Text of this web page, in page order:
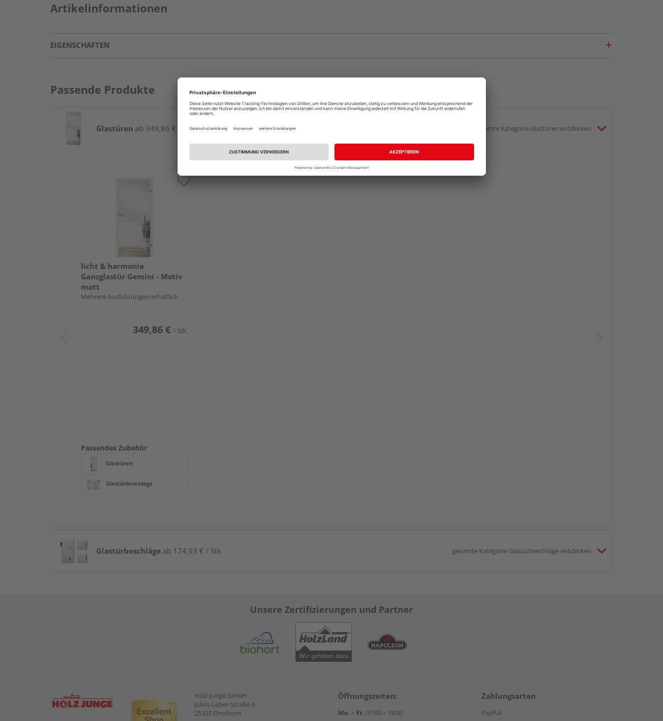
Artikelinformationen
EIGENSCHAFTEN
Passende Produkte
Glastüren ab 349,86 € / Stk. gesamte Kategorie Glastüren entdecken
licht & harmonie
Ganzglastür Gemini - Motiv
matt
Mehrere Ausführungen erhältlich
349,86 € / Stk.
Passendes Zubehör
Glastüren
Glastürbeschläge
Glastürbeschläge ab 174,93 € / Stk. gesamte Kategorie Glastürbeschläge entdecken
Unsere Zertifizierungen und Partner
Holz-Junge GmbH
Julius-Leber-Straße 4
25335 Elmshorn
Öffnungszeiten:
Mo. – Fr. 07:00 – 18:00
Zahlungsarten
PayPal